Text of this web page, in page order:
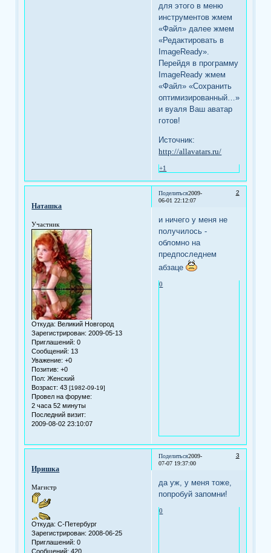
для этого в меню
инструментов жмем
«Файл» далее жмем
«Редактировать в
ImageReady».
Перейдя в программу
ImageReady жмем
«Файл» «Сохранить
оптимизированный…»
и вуаля Ваш аватар
готов!
Источник:
http://allavatars.ru/
+1
Поделиться 2
2009-
06-01 22:12:07
Наташка
Участник
Откуда: Великий Новгород
Зарегистрирован: 2009-05-13
Приглашений: 0
Сообщений: 13
Уважение: +0
Позитив: +0
Пол: Женский
Возраст: 43[1982-09-19]
Провел на форуме:
2 часа 52 минуты
Последний визит:
2009-08-02 23:10:07
и ничего у меня не
получилось -
обломно на
предпоследнем
абзаце
0
Поделиться 3
2009-
07-07 19:37:00
Иришка
Магистр
Откуда: С-Петербург
Зарегистрирован: 2008-06-25
Приглашений: 0
Сообщений: 420
да уж, у меня тоже,
попробуй запомни!
0